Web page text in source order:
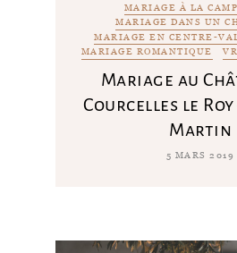
MARIAGE À LA
MARIAGE DANS UN
MARIAGE EN CENTRE-
MARIAGE ROMANTIQUE
Mariage au
Courcelles le Roy
Martin
5 MARS 2019